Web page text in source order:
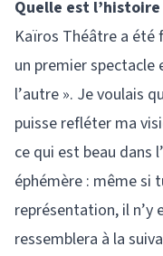
Quelle est
Kaïros Théâtre a été
un premier spectacle
l’autre ». Je voulais
puisse refléter ma
ce qui est beau dans
éphémère : même si
représentation, il n’y
ressemblera à la